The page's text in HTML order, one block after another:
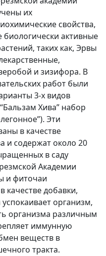
их
свойства,
активные
таких как, Эрвы
и зизифора. В
работ были
3-х видов
Хива” набор
Эти
в качестве
и содержат около 20
в саду
Академии
и фиточаи
качестве добавки,
организм,
организма различным
иммунную
веществ в
тракта.